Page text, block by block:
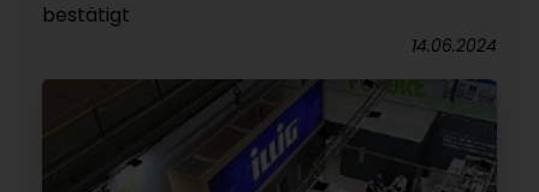
bestätigt
14.06.2024